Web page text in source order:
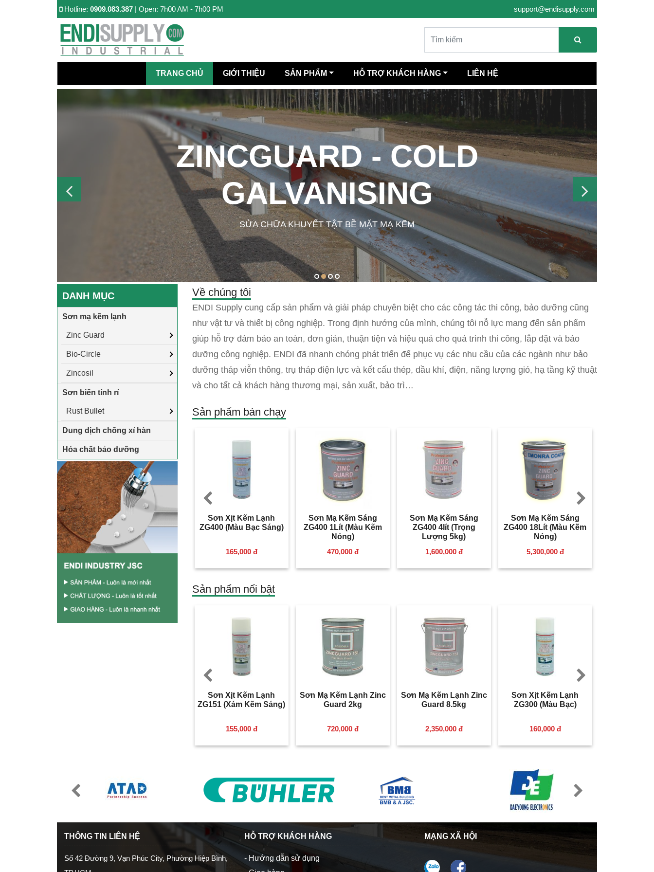
Hotline: 0909.083.387 | Open: 7h00 AM - 7h00 PM support@endisupply.com
TRANG CHỦ GIỚI THIỆU SẢN PHẨM HỖ TRỢ KHÁCH HÀNG LIÊN HỆ
ZINCGUARD - COLD
GALVANISING
SỬA CHỮA KHUYẾT TẬT BỀ MẶT MẠ KẼM
1 2 3 4
DANH MỤC
Sơn mạ kẽm lạnh
Zinc Guard
Bio-Circle
Zincosil
Sơn biến tính rỉ
Rust Bullet
Dung dịch chống xỉ hàn
Hóa chất bảo dưỡng
Về chúng tôi
ENDI Supply cung cấp sản phẩm và giải pháp chuyên biệt cho các công tác thi công, bảo dưỡng cũng
như vật tư và thiết bị công nghiệp. Trong định hướng của mình, chúng tôi nỗ lực mang đến sản phẩm
giúp hỗ trợ đảm bảo an toàn, đơn giản, thuận tiện và hiệu quả cho quá trình thi công, lắp đặt và bảo
dưỡng công nghiệp. ENDI đã nhanh chóng phát triển để phục vụ các nhu cầu của các ngành như bảo
dưỡng tháp viễn thông, trụ tháp điện lực và kết cấu thép, dầu khí, điện, năng lượng gió, hạ tầng kỹ thuật
và cho tất cả khách hàng thương mại, sản xuất, bảo trì…
Sản phẩm bán chạy
Sơn Xịt Kẽm Lạnh
ZG400 (Màu Bạc Sáng)
165,000 đ
Sơn Mạ Kẽm Sáng
ZG400 1Lít (Màu Kẽm
Nóng)
470,000 đ
Sơn Mạ Kẽm Sáng
ZG400 4lít (Trọng
Lượng 5kg)
1,600,000 đ
Sơn Mạ Kẽm Sáng
ZG400 18Lít (Màu Kẽm
Nóng)
5,300,000 đ
Previous
Sản phẩm nổi bật
Sơn Xịt Kẽm Lạnh
ZG151 (Xám Kẽm Sáng)
155,000 đ
Sơn Mạ Kẽm Lạnh Zinc
Guard 2kg
720,000 đ
Sơn Mạ Kẽm Lạnh Zinc
Guard 8.5kg
2,350,000 đ
Sơn Xịt Kẽm Lạnh
ZG300 (Màu Bạc)
160,000 đ
Previous
Previous
THÔNG TIN LIÊN HỆ
Số 42 Đường 9, Vạn Phúc City, Phường Hiệp Bình,
HỖ TRỢ KHÁCH HÀNG
- Hướng dẫn sử dụng
MẠNG XÃ HỘI